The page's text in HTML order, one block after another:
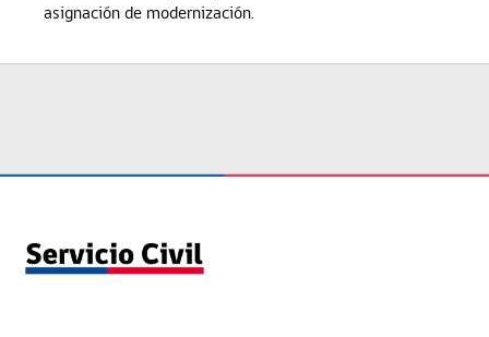
asignación de modernización.